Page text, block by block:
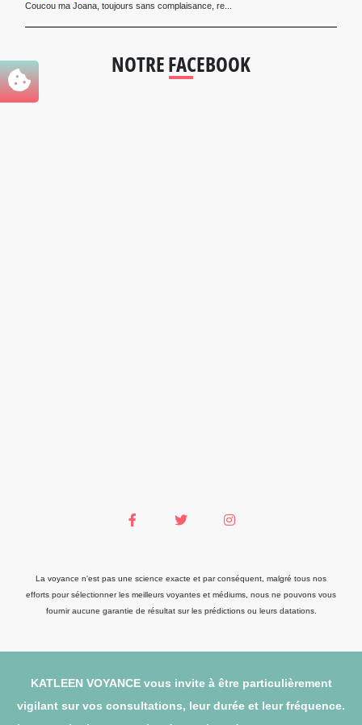
Coucou ma Joana, toujours sans complaisance, re...
NOTRE FACEBOOK
La voyance n'est pas une science exacte et par conséquent, malgré tous nos
efforts pour sélectionner les meilleurs voyantes et médiums, nous ne pouvons vous
fournir aucune garantie de résultat sur les prédictions ou leurs datations.
KATLEEN VOYANCE vous invite à être particulièrement
vigilant sur vos consultations, leur durée et leur fréquence.